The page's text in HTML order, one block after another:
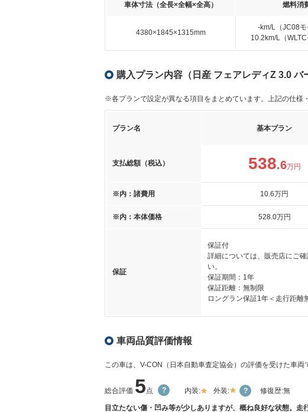
車体寸法（全長×全幅×全高） 燃料消
4380×1845×1315mm
-km/L（JC08モ
10.2km/L（WLTC
購入プラン内容（日産 フェアレディZ 3.0
※各プランで設定が異なる項目をまとめています。上記の仕様
プラン名 基本プラン
支払総額（税込） 538.6万円
※内：諸費用 10.6万円
※内：本体価格 528.0万円
保証
保証付
詳細については、販売店にご確
い。
保証期間：1年
保証距離：無制限
ロングラン保証1年＜走行距離
車両品質評価情報
この車は、V-CON（日本自動車査定協会）の評価を受けた車両
総合評価 5点 内装: 外装: 修復歴:無
目立たない傷・凹み等が少しありますが、概ね良好な状態。走